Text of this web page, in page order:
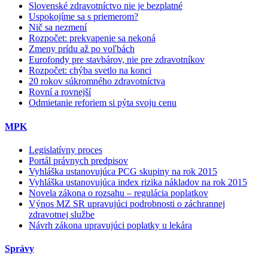
Slovenské zdravotníctvo nie je bezplatné
Uspokojíme sa s priemerom?
Nič sa nezmení
Rozpočet: prekvapenie sa nekoná
Zmeny prídu až po voľbách
Eurofondy pre stavbárov, nie pre zdravotníkov
Rozpočet: chýba svetlo na konci
20 rokov súkromného zdravotníctva
Rovní a rovnejší
Odmietanie reforiem si pýta svoju cenu
MPK
Legislatívny proces
Portál právnych predpisov
Vyhláška ustanovujúca PCG skupiny na rok 2015
Vyhláška ustanovujúca index rizika nákladov na rok 2015
Novela zákona o rozsahu – regulácia poplatkov
Výnos MZ SR upravujúci podrobnosti o záchrannej
zdravotnej službe
Návrh zákona upravujúci poplatky u lekára
Správy